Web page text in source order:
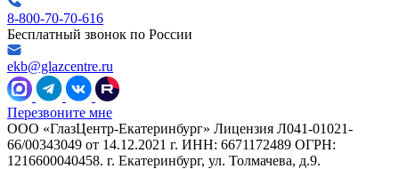
8-800-70-70-616
Бесплатный звонок по России
ekb@glazcentre.ru
Перезвоните мне
ООО «ГлазЦентр-Екатеринбург» Лицензия Л041-01021-
66/00343049 от 14.12.2021 г. ИНН: 6671172489 ОГРН:
1216600040458. г. Екатеринбург, ул. Толмачева, д.9.